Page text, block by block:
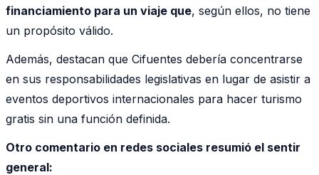
financiamiento para un viaje que, según ellos, no tiene
un propósito válido.
Además, destacan que Cifuentes debería concentrarse
en sus responsabilidades legislativas en lugar de asistir a
eventos deportivos internacionales para hacer turismo
gratis sin una función definida.
Otro comentario en redes sociales resumió el sentir
general: